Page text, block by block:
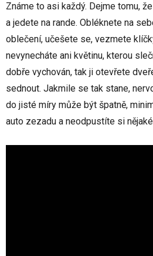
Známe to asi každý. Dejme tomu,
a jedete na rande. Obléknete na
oblečení, učešete se, vezmete
nevynecháte ani květinu, kterou
dobře vychován, tak ji otevřete
sednout. Jakmile se tak stane,
do jisté míry může být špatně,
auto zezadu a neodpustíte si